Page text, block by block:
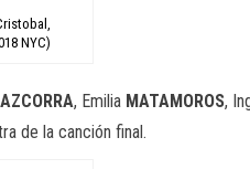
NYC)
AZCORRA, Emilia MATAMOROS,
de la canción final.